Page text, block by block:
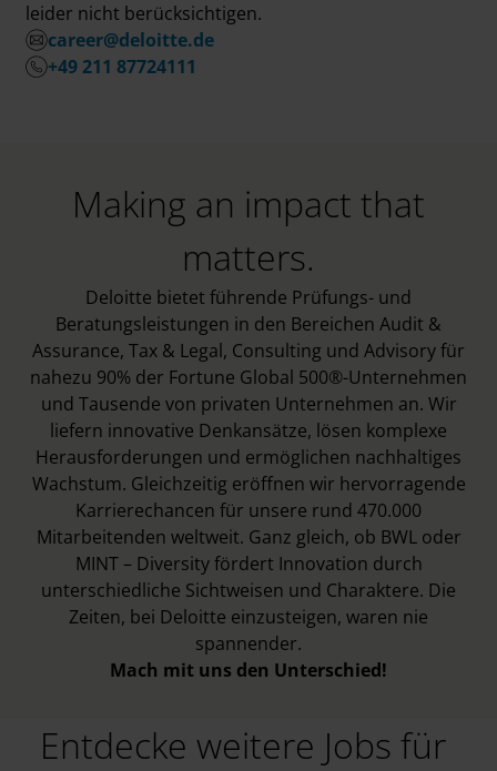
leider nicht berücksichtigen.
career@deloitte.de
+49 211 87724111
Making an impact that
matters.
Deloitte bietet führende Prüfungs- und
Beratungsleistungen in den Bereichen Audit &
Assurance, Tax & Legal, Consulting und Advisory für
nahezu 90% der Fortune Global 500®-Unternehmen
und Tausende von privaten Unternehmen an. Wir
liefern innovative Denkansätze, lösen komplexe
Herausforderungen und ermöglichen nachhaltiges
Wachstum. Gleichzeitig eröffnen wir hervorragende
Karrierechancen für unsere rund 470.000
Mitarbeitenden weltweit. Ganz gleich, ob BWL oder
MINT – Diversity fördert Innovation durch
unterschiedliche Sichtweisen und Charaktere. Die
Zeiten, bei Deloitte einzusteigen, waren nie
spannender.
Mach mit uns den Unterschied!
Entdecke weitere Jobs für